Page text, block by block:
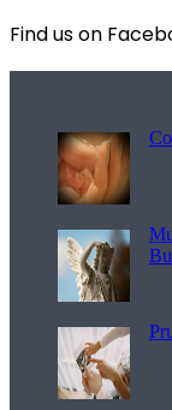
Find us on